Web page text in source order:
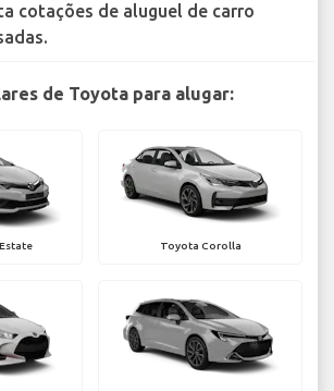
cotações de aluguel de carro
de Toyota para alugar:
Toyota Corolla